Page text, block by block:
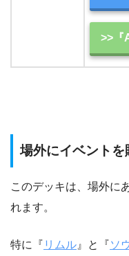
>>『
場外にイベントを
このデッキは、場外に
れます。
特に『 リムル 』と『ソ